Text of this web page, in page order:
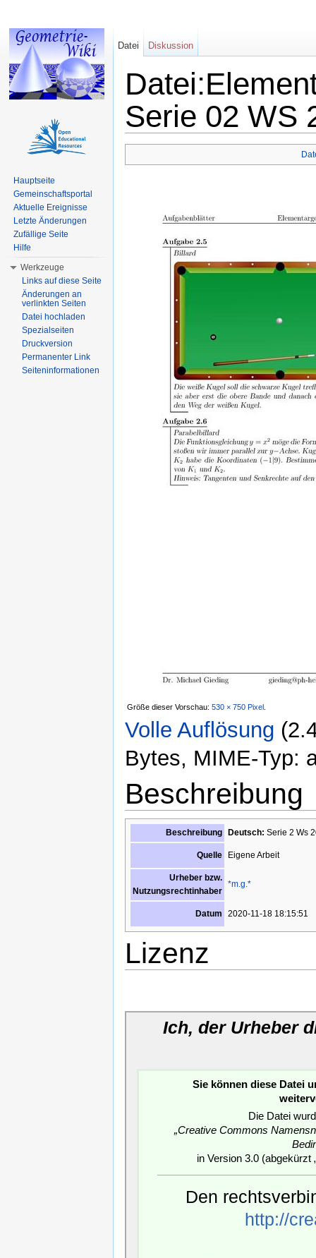
Serie 02 WS
Größe dieser Vorschau: 530 × 750 Pixel
Volle Auflösung
Bytes, MIME-Typ:
Beschreibung
Beschreibung Deutsch: Serie 2 Ws
Quelle Eigene Arbeit
Urheber bzw.
Nutzungsrechtinhaber
*m.g.*
Datum 2020-11-18 18:15:51
Lizenz
Ich, der Urheber
Sie können diese Datei
Die Datei
„Creative Commons
in Version 3.0 (abgekürzt
Den
http://
Datei Diskussion
Hauptseite
Gemeinschaftsportal
Aktuelle Ereignisse
Letzte Änderungen
Zufällige Seite
Hilfe
Werkzeuge
Links auf diese Seite
Änderungen an
verlinkten Seiten
Datei hochladen
Spezialseiten
Druckversion
Permanenter Link
Seiteninformationen